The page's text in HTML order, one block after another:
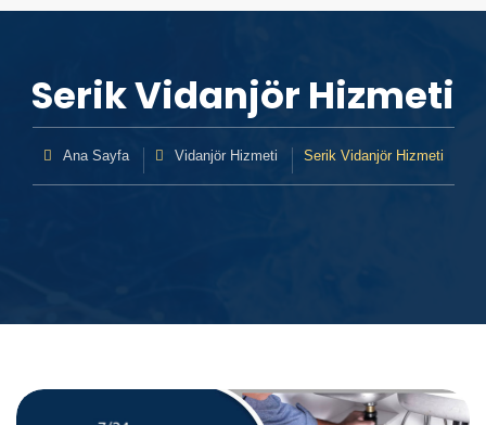
Serik Vidanjör Hizmeti
Ana Sayfa Vidanjör Hizmeti Serik Vidanjör Hizmeti